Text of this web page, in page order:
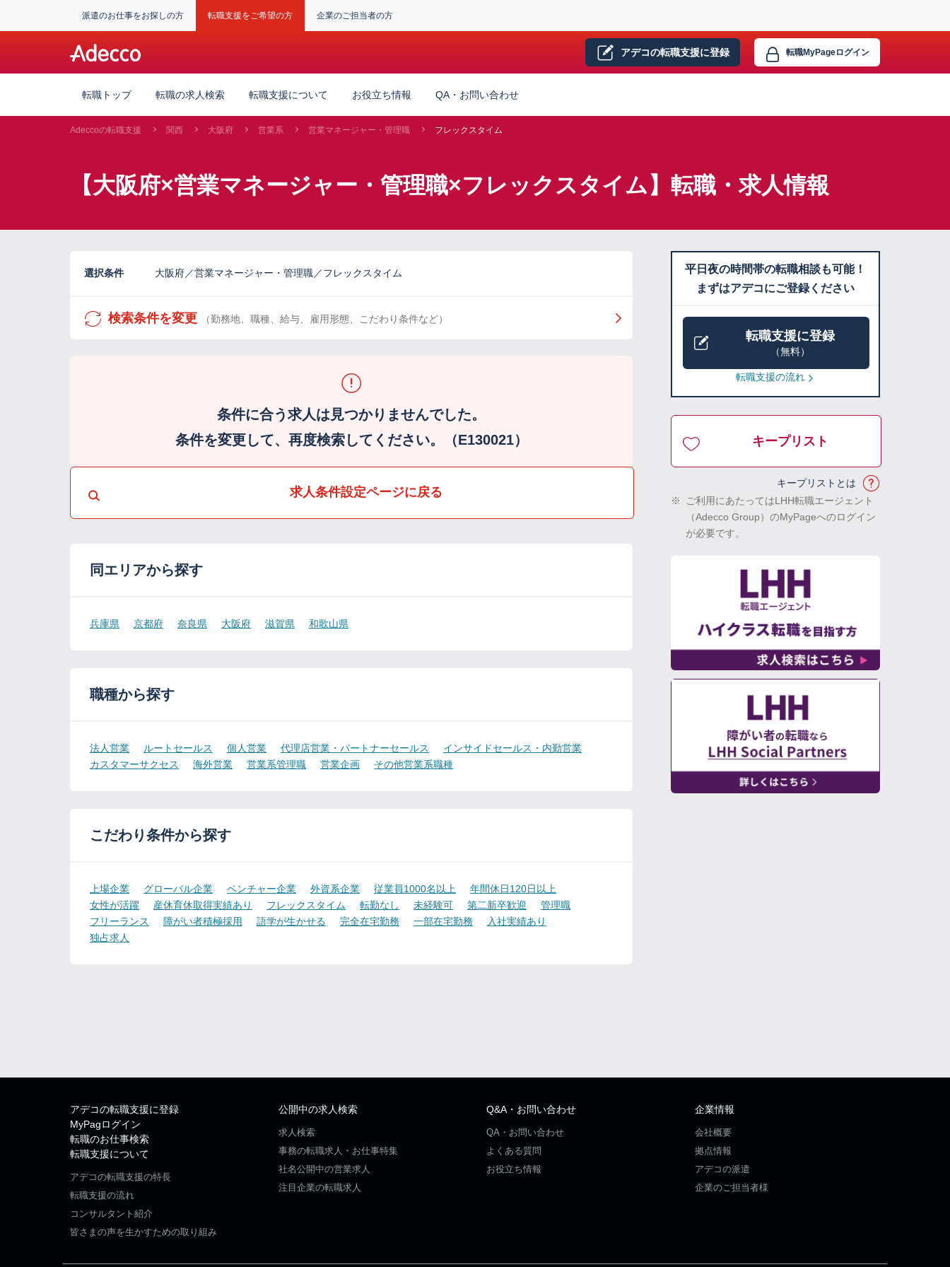
派遣のお仕事をお探しの方 転職支援をご希望の方 企業のご担当者の方
アデコの転職支援に登録 転職MyPageログイン
転職トップ 転職の求人検索 転職支援について お役立ち情報 QA・お問い合わせ
Adeccoの転職支援 関西 大阪府 営業系 営業マネージャー・管理職 フレックスタイム
【大阪府×営業マネージャー・管理職×フレックスタイム】転職・求人情報
選択条件 大阪府／営業マネージャー・管理職／フレックスタイム
検索条件を変更 （勤務地、職種、給与、雇用形態、こだわり条件など）
条件に合う求人は見つかりませんでした。
条件を変更して、再度検索してください。（E130021）
求人条件設定ページに戻る
同エリアから探す
兵庫県 京都府 奈良県 大阪府 滋賀県 和歌山県
職種から探す
法人営業 ルートセールス 個人営業 代理店営業・パートナーセールス
インサイドセールス・内勤営業
カスタマーサクセス
海外営業 営業系管理職 営業企画 その他営業系職種
こだわり条件から探す
上場企業 グローバル企業 ベンチャー企業 外資系企業 従業員1000名以上
年間休日120日以上
女性が活躍
産休育休取得実績あり フレックスタイム 転勤なし 未経験可 第二新卒歓迎
管理職
フリーランス
障がい者積極採用 語学が生かせる 完全在宅勤務 一部在宅勤務
入社実績あり
独占求人
平日夜の時間帯の転職相談も可能！
まずはアデコにご登録ください
転職支援に登録
（無料）
転職支援の流れ
キープリスト
キープリストとは
※
ご利用にあたってはLHH転職エージェント
（Adecco Group）のMyPageへのログイン
が必要です。
アデコの転職支援に登録
MyPagログイン
転職のお仕事検索
転職支援について
アデコの転職支援の特長
転職支援の流れ
コンサルタント紹介
皆さまの声を生かすための取り組み
公開中の求人検索
求人検索
事務の転職求人・お仕事特集
社名公開中の営業求人
注目企業の転職求人
Q&A・お問い合わせ
QA・お問い合わせ
よくある質問
お役立ち情報
企業情報
会社概要
拠点情報
アデコの派遣
企業のご担当者様